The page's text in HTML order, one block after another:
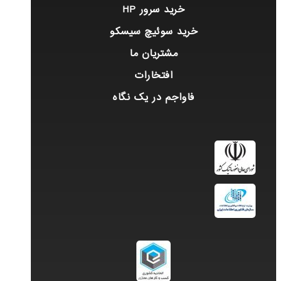
خرید سرور HP
خرید سوئیچ سیسکو
مشتریان ما
افتخارات
فاواجم در یک نگاه